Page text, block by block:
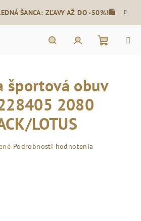
ŠANCA: ZĽAVY AŽ DO -50%!🛍️
košík
športová obuv
2080
LOTUS
Podrobnosti hodnotenia